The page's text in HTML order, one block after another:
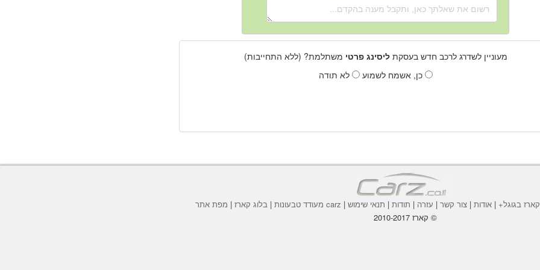
מעוניין לשדרג לרכב חדש בעסקתליסינג פרטי משתלמת? (ללא התחייבות)
כן, אשמח לשמוע
לא תודה
קארז בגוגל+ | אודות | צור קשר | עזרה | תודות | תנאי שימוש | carz מעודד טבעונות | בלוג קארז | מפת אתר
© קארז 2010-2017